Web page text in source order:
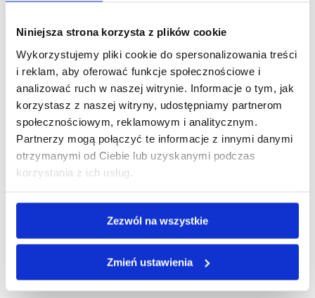
Niniejsza strona korzysta z plików cookie
Wykorzystujemy pliki cookie do spersonalizowania treści
i reklam, aby oferować funkcje społecznościowe i
analizować ruch w naszej witrynie. Informacje o tym, jak
korzystasz z naszej witryny, udostępniamy partnerom
społecznościowym, reklamowym i analitycznym.
Partnerzy mogą połączyć te informacje z innymi danymi
otrzymanymi od Ciebie lub uzyskanymi podczas
korzystania z ich usług.
Zezwól na wszystkie
Zmień ustawienia
spokojnie.” „Próbuję rozwiązywać problemy,
które jeszcze...
Obserwuj mnie
Ostatnie wpisy
Talenty kontrastowe: dlaczego kłócimy
się, choć chcemy tego samego?